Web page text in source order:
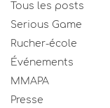
Tous les posts
Serious Game
Rucher-école
Événements
MMAPA
Presse